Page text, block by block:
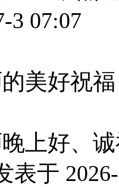
3 07:07
的美好祝
上好、
表于